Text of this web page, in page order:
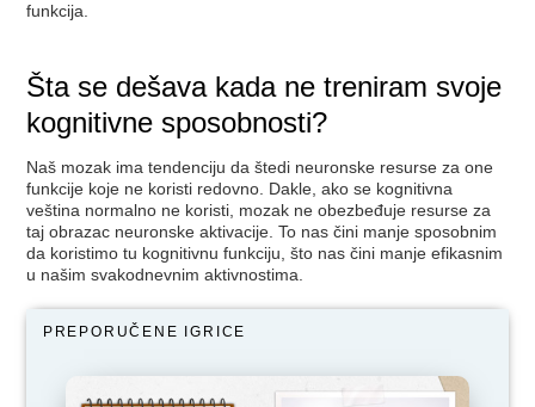
funkcija.
Šta se dešava kada ne treniram svoje
kognitivne sposobnosti?
Naš mozak ima tendenciju da štedi neuronske resurse za one
funkcije koje ne koristi redovno. Dakle, ako se kognitivna
veština normalno ne koristi, mozak ne obezbeđuje resurse za
taj obrazac neuronske aktivacije. To nas čini manje sposobnim
da koristimo tu kognitivnu funkciju, što nas čini manje efikasnim
u našim svakodnevnim aktivnostima.
PREPORUČENE IGRICE